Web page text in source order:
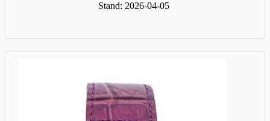
Stand: 2026-04-05